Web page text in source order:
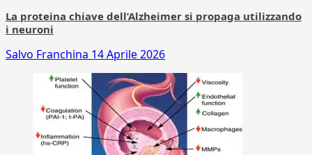
La proteina chiave dell’Alzheimer si propaga utilizzando
i neuroni
Salvo Franchina 14 Aprile 2026